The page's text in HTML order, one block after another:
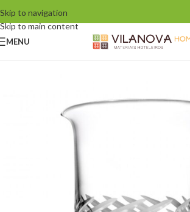
Skip to navigation
Skip to main content
MENU